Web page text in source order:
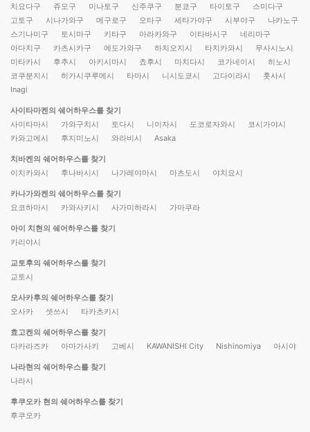
치요다구
쥬오구 미나토구 신주쿠구 분쿄구 타이토구
스미다구
고토구
시나가와구 메구로구 오타구 세타가야구 시부야구
나카노구
스기나미구
토시마구 키타구 아라카와구 이타바시구
네리마구
아다치구
카츠시카구 에도가와구 하치오지시 타치카와시
무사시노시
미타카시
후추시 아키시마시 쵸후시 마치다시 코가네이시
히노시
코쿠분지시
히가시쿠루메시 타마시 니시도쿄시 고다이라시
훗사시
Inagi
사이타마켄의 쉐어하우스를 찾기
사이타마시
가와구치시 토다시 니이자시 도코로자와시
코시가야시
카와고에시
후지미노시 와라비시 Asaka
치바켄의 쉐어하우스를 찾기
이치카와시
후나바시시 나가레야마시 마츠도시 야치요시
카나가와켄의 쉐어하우스를 찾기
요코하마시
카와사키시 사가미하라시 가마쿠라
아이 치현의 쉐어하우스를 찾기
카리야시
교토후의 쉐어하우스를 찾기
교토시
오사카후의 쉐어하우스를 찾기
오사카
셋쓰시 타카츠키시
효고켄의 쉐어하우스를 찾기
다카라즈카
아마가사키 고베시 KAWANISHI City Nishinomiya 아시야
나라현의 쉐어하우스를 찾기
나라시
후쿠오카 현의 쉐어하우스를 찾기
후쿠오카